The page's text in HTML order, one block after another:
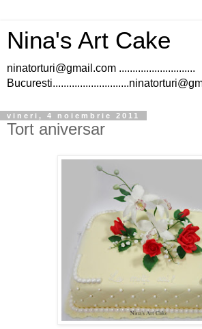
Nina's Art Cake
ninatorturi@gmail.com ............................
vineri, 4 noiembrie 2011
Tort aniversar